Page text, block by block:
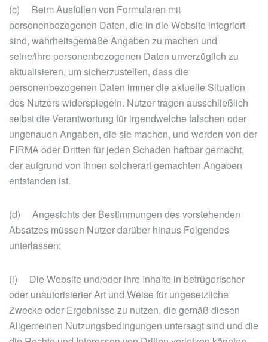
(c) Beim Ausfüllen von Formularen mit
personenbezogenen Daten, die in die Website integriert
sind, wahrheitsgemäße Angaben zu machen und
seine/ihre personenbezogenen Daten unverzüglich zu
aktualisieren, um sicherzustellen, dass die
personenbezogenen Daten immer die aktuelle Situation
des Nutzers widerspiegeln. Nutzer tragen ausschließlich
selbst die Verantwortung für irgendwelche falschen oder
ungenauen Angaben, die sie machen, und werden von der
FIRMA oder Dritten für jeden Schaden haftbar gemacht,
der aufgrund von ihnen solcherart gemachten Angaben
entstanden ist.
(d) Angesichts der Bestimmungen des vorstehenden
Absatzes müssen Nutzer darüber hinaus Folgendes
unterlassen:
(i) Die Website und/oder ihre Inhalte in betrügerischer
oder unautorisierter Art und Weise für ungesetzliche
Zwecke oder Ergebnisse zu nutzen, die gemäß diesen
Allgemeinen Nutzungsbedingungen untersagt sind und die